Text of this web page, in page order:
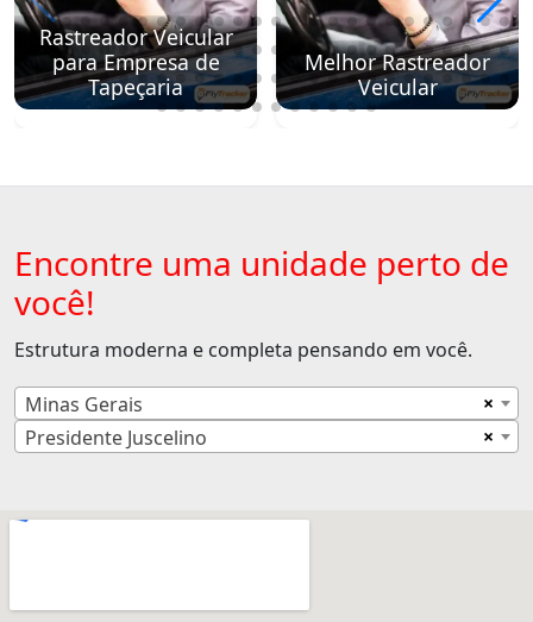
Rastreador Veicular
para Empresa de
Tapeçaria
Melhor Rastreador
Veicular
Encontre uma unidade perto de
você!
Estrutura moderna e completa pensando em você.
×
Minas Gerais
×
Presidente Juscelino